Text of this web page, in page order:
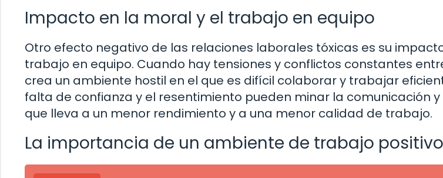
Impacto en la moral y el trabajo en equipo
Otro efecto negativo de las relaciones laborales tóxicas es su
trabajo en equipo. Cuando hay tensiones y conflictos constantes
crea un ambiente hostil en el que es difícil colaborar y trabajar
falta de confianza y el resentimiento pueden minar la comunicación
que lleva a un menor rendimiento y a una menor calidad de trabajo.
La importancia de un ambiente de trabajo positivo